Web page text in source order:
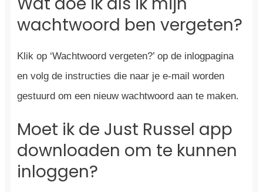
wachtwoord ben vergeten?
Klik op ‘Wachtwoord vergeten?’ op de inlogpagina
en volg de instructies die naar je e-mail worden
gestuurd om een nieuw wachtwoord aan te maken.
Moet ik de Just Russel app
downloaden om te kunnen
inloggen?